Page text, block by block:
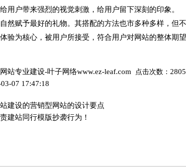
用户带来强烈的视觉刺激，给用户留下深刻的印象。
然赋予最好的礼物。其搭配的方法也市多种多样，但
验为核心，被用户所接受，符合用户对网站的整体期
站专业建设-叶子网络www.ez-leaf.com 点击次数：
07 17:47:18
建设的营销型网站的设计要点
建站同行模版抄袭行为！